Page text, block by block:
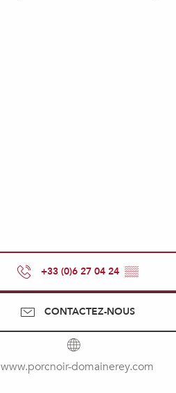
+33 (0)6 27 04 24 ▒▒
CONTACTEZ-NOUS
www.porcnoir-domainerey.com